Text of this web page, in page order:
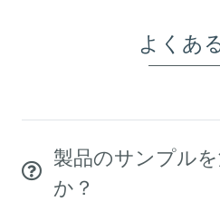
よくあ
製品のサンプル
か？